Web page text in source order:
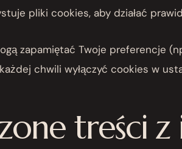
pliki cookies, aby działać
zapamiętać Twoje preferencje
chwili wyłączyć cookies w
treści